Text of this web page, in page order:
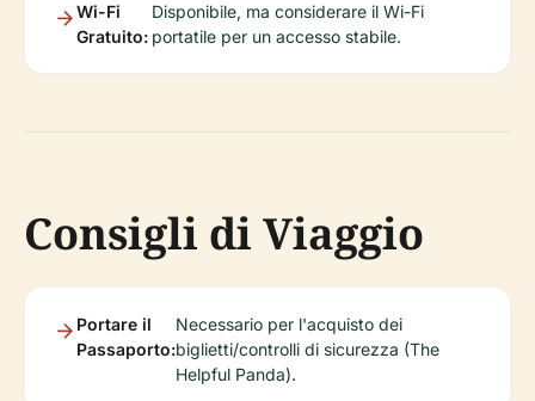
Wi-Fi
Gratuito:
Disponibile, ma considerare il Wi-Fi
portatile per un accesso stabile.
Consigli di Viaggio
Portare il
Passaporto:
Necessario per l'acquisto dei
biglietti/controlli di sicurezza (The
Helpful Panda).